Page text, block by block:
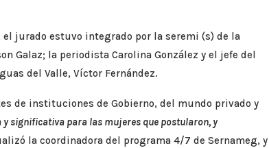
jurado estuvo integrado por la seremi (s) de la
Galaz; la periodista Carolina González y el jefe del
del Valle, Víctor Fernández.
de instituciones de Gobierno, del mundo privado y
significativa para las mujeres que postularon, y
la coordinadora del programa 4/7 de Sernameg, y